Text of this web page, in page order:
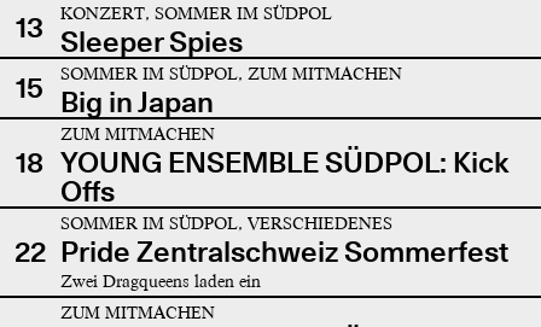
13
KONZERT, SOMMER IM SÜDPOL
Sleeper Spies
15
SOMMER IM SÜDPOL, ZUM MITMACHEN
Big in Japan
18
ZUM MITMACHEN
YOUNG ENSEMBLE SÜDPOL: Kick
Offs
22
SOMMER IM SÜDPOL, VERSCHIEDENES
Pride Zentralschweiz Sommerfest
Zwei Dragqueens laden ein
ZUM MITMACHEN